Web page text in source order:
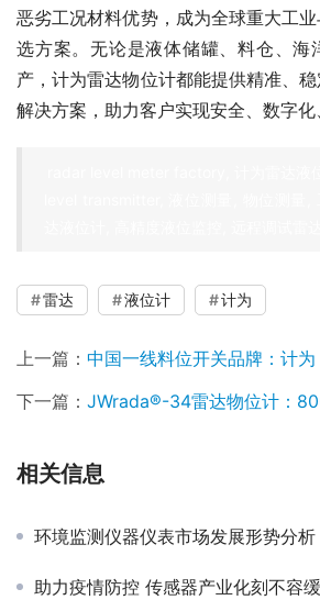
恶劣工况材料优势，成为全球重大工
选方案。无论是液体储罐、料仓、海
产，计为雷达物位计都能提供精准、
解决方案，助力客户实现安全、数字化
雷达 液位计 计为
上一篇： 中国一线料位开关品牌：计为 Fork-11 音叉料位
下一篇： JWrada®-34雷达物位计：80GHz高频雷
相关信息
环境监测仪器仪表市场发展形势分析
助力疫情防控 传感器产业化刻不容缓